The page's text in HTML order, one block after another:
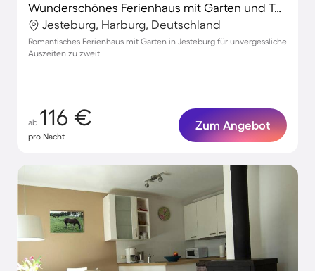
Wunderschönes Ferienhaus mit Garten und Terrasse
Jesteburg, Harburg, Deutschland
Romantisches Ferienhaus mit Garten in Jesteburg für unvergessliche
Auszeiten zu zweit
ab 116 €
pro Nacht
Zum Angebot